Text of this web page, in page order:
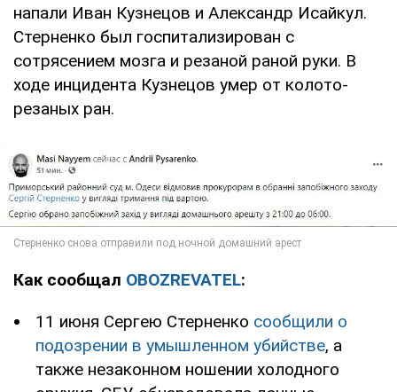
напали Иван Кузнецов и Александр Исайкул.
Стерненко был госпитализирован с
сотрясением мозга и резаной раной руки. В
ходе инцидента Кузнецов умер от колото-
резаных ран.
Как сообщал OBOZREVATEL:
11 июня Сергею Стерненко сообщили о
подозрении в умышленном убийстве, а
также незаконном ношении холодного